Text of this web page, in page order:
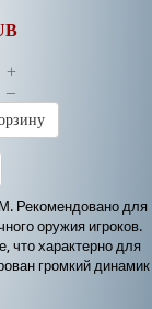
+
–
Рекомендовано для
оружия игроков.
что характерно для
громкий динамик